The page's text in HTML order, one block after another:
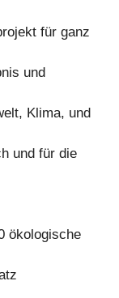
für ganz
und
Klima, und
und für die
ökologische